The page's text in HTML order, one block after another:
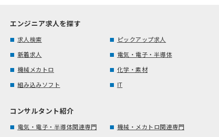
エンジニア求人を探す
求人検索
ピックアップ求人
新着求人
電気・電子・半導体
機械メカトロ
化学・素材
組み込みソフト
IT
コンサルタント紹介
電気・電子・半導体関連専門
機械・メカトロ関連専門